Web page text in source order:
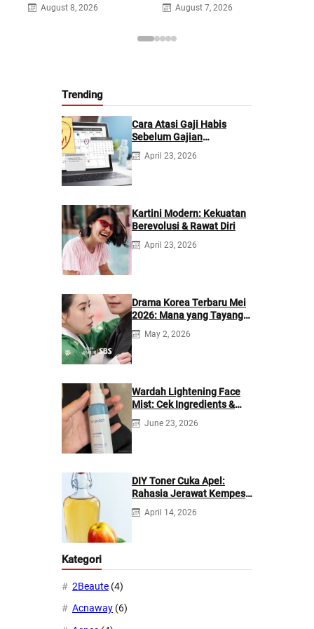
August 8, 2026 August 7, 2026
Trending
Cara Atasi Gaji Habis
Sebelum Gajian
Berikutnya
April 23, 2026
Kartini Modern: Kekuatan
Berevolusi & Rawat Diri
April 23, 2026
Drama Korea Terbaru Mei
2026: Mana yang Tayang
di Netflix?
May 2, 2026
Wardah Lightening Face
Mist: Cek Ingredients &
Manfaatnya
June 23, 2026
DIY Toner Cuka Apel:
Rahasia Jerawat Kempes
dalam 2 Hari!
April 14, 2026
Kategori
2Beaute (4)
Acnaway (6)